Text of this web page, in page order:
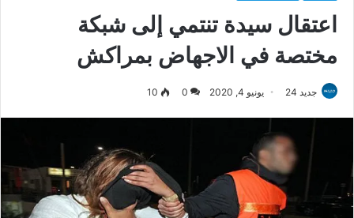
اعتقال سيدة تنتمي إلى شبكة
مختصة في الاجهاض بمراكش
جديد 24 يونيو 4, 2020 0
10